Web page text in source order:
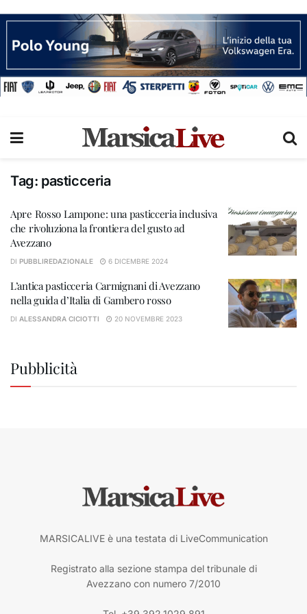
Tag: pasticceria
Apre Rosso Lampone: una pasticceria inclusiva
che rivoluziona la frontiera del gusto ad
Avezzano
DI PUBBLIREDAZIONALE 6 DICEMBRE 2024
L’antica pasticceria Carmignani di Avezzano
nella guida d’Italia di Gambero rosso
DI ALESSANDRA CICIOTTI 20 NOVEMBRE 2023
Pubblicità
MARSICALIVE è una testata di LiveCommunication
Registrato alla sezione stampa del tribunale di
Avezzano con numero 7/2010